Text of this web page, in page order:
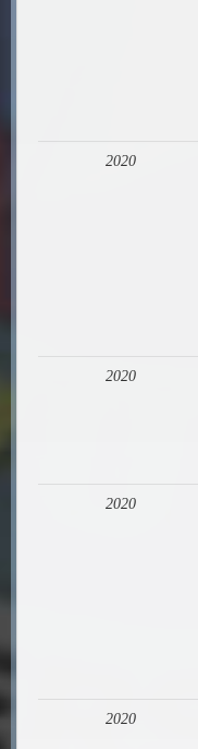
2020
2020
2020
2020